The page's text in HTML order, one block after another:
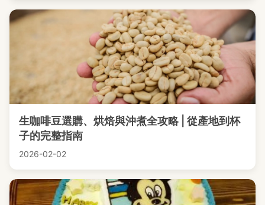
生咖啡豆選購、烘焙與沖煮全攻略 | 從產地到杯
子的完整指南
2026-02-02